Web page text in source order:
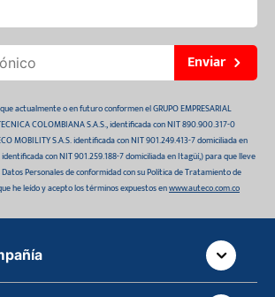
Enviar
actualmente o en futuro conformen el GRUPO EMPRESARIAL
COLOMBIANA S.A.S., identificada con NIT 890.900.317-0
MOBILITY S.A.S. identificada con NIT 901.249.413-7 domiciliada en
identificada con NIT 901.259.188-7 domiciliada en Itagüí,) para que lleve
Personales de conformidad con su Política de Tratamiento de
he leído y acepto los términos expuestos enwww.auteco.com.co